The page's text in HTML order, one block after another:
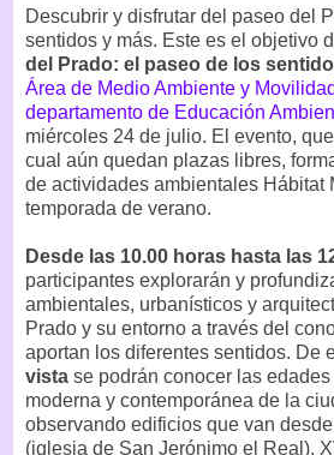
Descubrir y disfrutar del paseo del
sentidos y más. Este es el objetivo
del Prado: el paseo de los
Área de Medio Ambiente y
departamento de Educación
miércoles 24 de julio. El evento,
cual aún quedan plazas libres,
de actividades ambientales Hábitat
temporada de verano.
Desde las 10.00 horas hasta las
participantes explorarán y
ambientales, urbanísticos y
Prado y su entorno a través del
aportan los diferentes sentidos. De
vista se podrán conocer las
moderna y contemporánea de la
observando edificios que van
(iglesia de San Jerónimo el Real),